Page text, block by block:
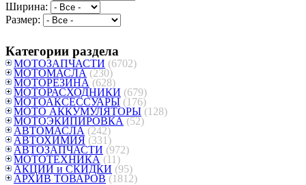
Ширина:
Размер:
Категории раздела
МОТОЗАПЧАСТИ (6702)
МОТОМАСЛА (230)
МОТОРЕЗИНА (628)
МОТОРАСХОДНИКИ (679)
МОТОАКСЕССУАРЫ (176)
МОТО АККУМУЛЯТОРЫ (128)
МОТОЭКИПИРОВКА (52)
АВТОМАСЛА (242)
АВТОХИМИЯ (331)
АВТОЗАПЧАСТИ (972)
МОТОТЕХНИКА (11)
АКЦИИ и СКИДКИ (95)
АРХИВ ТОВАРОВ (1812)